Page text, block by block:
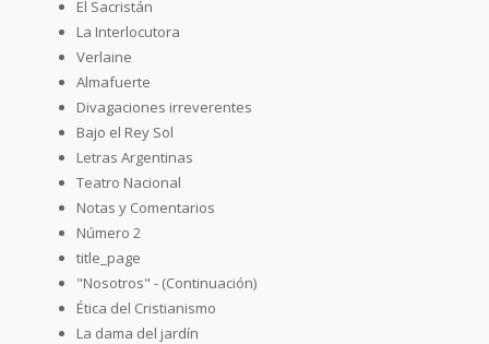
El Sacristán
La Interlocutora
Verlaine
Almafuerte
Divagaciones irreverentes
Bajo el Rey Sol
Letras Argentinas
Teatro Nacional
Notas y Comentarios
Número 2
title_page
"Nosotros" - (Continuación)
Ética del Cristianismo
La dama del jardín